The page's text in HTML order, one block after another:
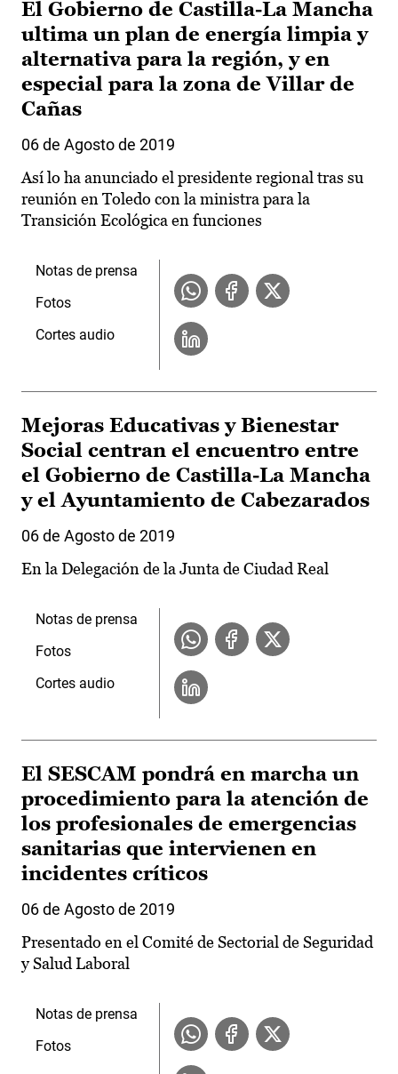
El Gobierno de Castilla-La Mancha
ultima un plan de energía limpia y
alternativa para la región, y en
especial para la zona de Villar de
Cañas
06 de Agosto de 2019
Así lo ha anunciado el presidente regional tras su
reunión en Toledo con la ministra para la
Transición Ecológica en funciones
Notas de prensa
Fotos
Cortes audio
Mejoras Educativas y Bienestar
Social centran el encuentro entre
el Gobierno de Castilla-La Mancha
y el Ayuntamiento de Cabezarados
06 de Agosto de 2019
En la Delegación de la Junta de Ciudad Real
Notas de prensa
Fotos
Cortes audio
El SESCAM pondrá en marcha un
procedimiento para la atención de
los profesionales de emergencias
sanitarias que intervienen en
incidentes críticos
06 de Agosto de 2019
Presentado en el Comité de Sectorial de Seguridad
y Salud Laboral
Notas de prensa
Fotos